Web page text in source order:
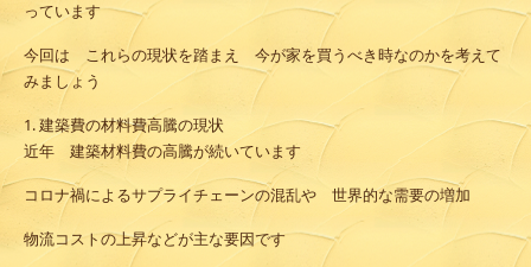
っています
今回は これらの現状を踏まえ 今が家を買うべき時なのかを考えて
みましょう
1. 建築費の材料費高騰の現状
近年 建築材料費の高騰が続いています
コロナ禍によるサプライチェーンの混乱や 世界的な需要の増加
物流コストの上昇などが主な要因です